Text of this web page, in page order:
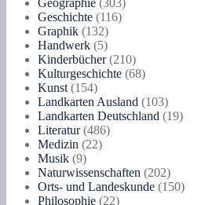
Produkte
Geschichte 116116
Graphik 132132
Produkte
Handwerk 55
Produkte
Kinderbücher 210210
Produkte
Kulturgeschichte 6868
Kunst 154154
Produkte
Landkarten Ausland 103103
Produkte
Landkarten Deutschland 1919
Literatur 486486
Medizin 2222
Musik 99
Produkte
Naturwissenschaften 202202
Produkte
Orts- und Landeskunde 150150
Philosophie 2222